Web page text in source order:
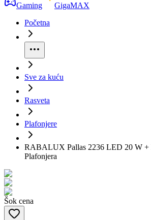
Gaming
GigaMAX
Početna
Sve za kuću
Rasveta
Plafonjere
RABALUX Pallas 2236 LED 20 W +
Plafonjera
Šok cena